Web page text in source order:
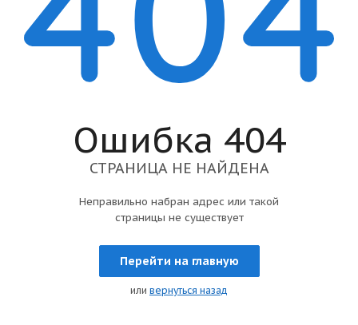
Ошибка 404
СТРАНИЦА НЕ НАЙДЕНА
Неправильно набран адрес или такой
страницы не существует
Перейти на главную
или вернуться назад